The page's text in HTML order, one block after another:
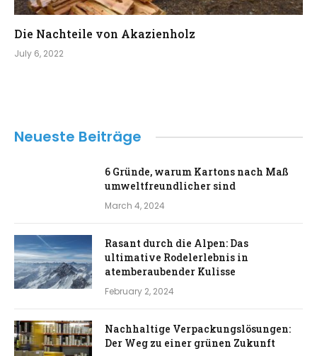
Die Nachteile von Akazienholz
July 6, 2022
Neueste Beiträge
6 Gründe, warum Kartons nach Maß
umweltfreundlicher sind
March 4, 2024
Rasant durch die Alpen: Das
ultimative Rodelerlebnis in
atemberaubender Kulisse
February 2, 2024
Nachhaltige Verpackungslösungen:
Der Weg zu einer grünen Zukunft